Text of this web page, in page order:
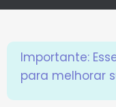
Importante:
para melhorar